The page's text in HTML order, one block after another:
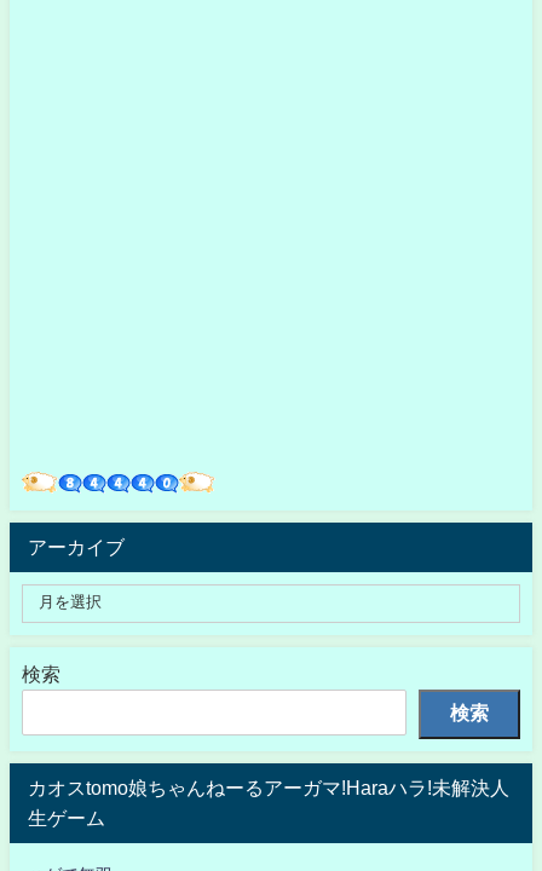
アーカイブ
検索
検索
カオスtomo娘ちゃんねーるアーガマ!Haraハラ!未解決人
生ゲーム